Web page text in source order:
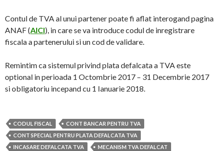
Contul de TVA al unui partener poate fi aflat interogand pagina
ANAF (AICI), in care se va introduce codul de inregistrare
fiscala a partenerului si un cod de validare.
Remintim ca sistemul privind plata defalcata a TVA este
optional in perioada 1 Octombrie 2017 – 31 Decembrie 2017
si obligatoriu incepand cu 1 Ianuarie 2018.
CODUL FISCAL
CONT BANCAR PENTRU TVA
CONT SPECIAL PENTRU PLATA DEFALCATA TVA
INCASARE DEFALCATA TVA
MECANISM TVA DEFALCAT